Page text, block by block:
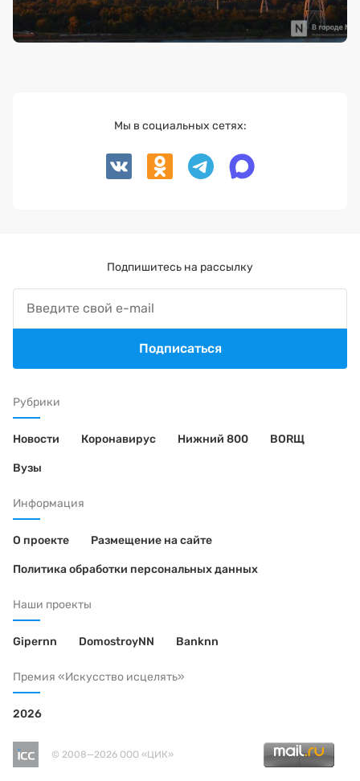
Рубрики
Новости Коронавирус Нижний 800 BORЩ
Вузы
Информация
О проекте Размещение на сайте
Политика обработки персональных данных
Наши проекты
Gipernn DomostroyNN Banknn
Премия «Искусство исцелять»
2026
© 2008—2026 ООО «ЦИК»
Мы в социальных сетях:
Подпишитесь на рассылку
Подписаться